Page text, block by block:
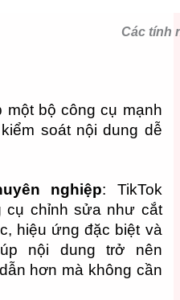
Các tính
một bộ công cụ mạnh
soát nội dung dễ
nghiệp: TikTok
cụ chỉnh sửa như cắt
hiệu ứng đặc biệt và
nội dung trở nên
hơn mà không cần